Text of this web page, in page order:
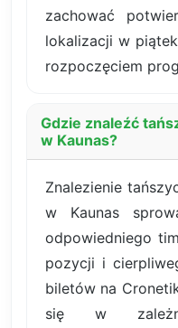
zachować
lokalizacji w
rozpoczęciem
Gdzie znaleźć
w Kaunas?
Znalezienie
w Kaunas
odpowiedniego
pozycji i
biletów na
się w